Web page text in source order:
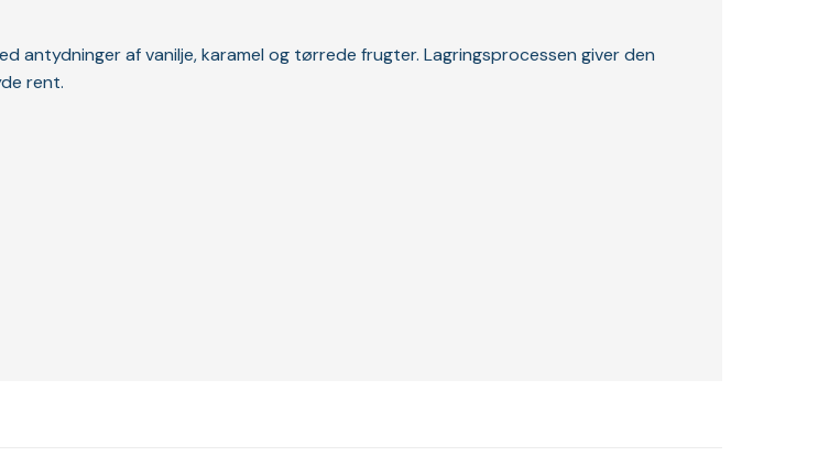
antydninger af vanilje, karamel og tørrede frugter. Lagringsprocessen giver den
rent.